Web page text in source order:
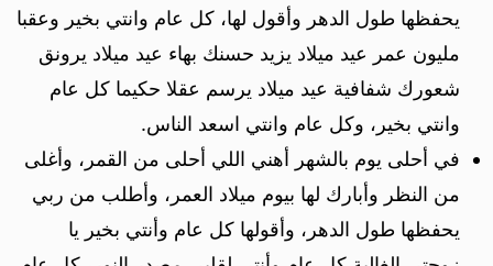
يحفظها طول الدهر وأقول لها، كل عام وانتي بخير وعقبا
مليون عمر عيد ميلاد يزيد حسنك بهاء عيد ميلاد يرونق
شعورك شفافية عيد ميلاد يرسم عقلا حكيما كل عام
وانتي بخير، وكل عام وانتي اسعد الناس.
في أحلى يوم بالشهر أهني اللي أحلى من القمر، وأغلى
من النظر وأبارك لها بيوم ميلاد العمر، وأطلب من ربي
يحفظها طول الدهر، وأقولها كل عام وأنتي بخير يا